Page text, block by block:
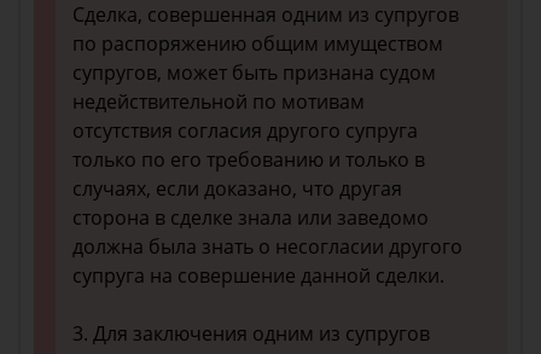
Сделка, совершенная одним из супругов
по распоряжению общим имуществом
супругов, может быть признана судом
недействительной по мотивам
отсутствия согласия другого супруга
только по его требованию и только в
случаях, если доказано, что другая
сторона в сделке знала или заведомо
должна была знать о несогласии другого
супруга на совершение данной сделки.
3. Для заключения одним из супругов